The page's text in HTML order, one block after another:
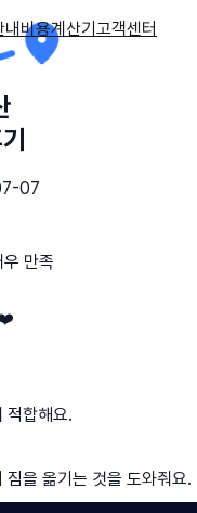
내비용계산기고객센터
07
우 만족
❤️
적합해요.
짐을 옮기는 것을 도와줘요.